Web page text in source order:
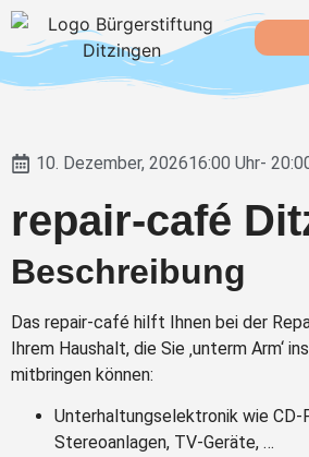
10. Dezember, 202616:00 Uhr-
repair-café
Beschreibung
Das repair-café hilft Ihnen bei der
Ihrem Haushalt, die Sie ‚unterm Arm‘
mitbringen können:
Unterhaltungselektronik wie CD-
Stereoanlagen, TV-Geräte, …